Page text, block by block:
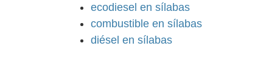
ecodiesel en sílabas
combustible en sílabas
diésel en sílabas